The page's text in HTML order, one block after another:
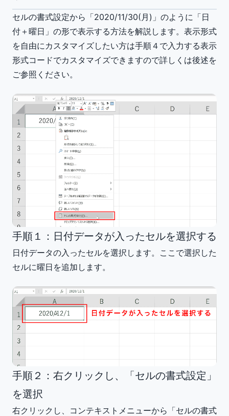
セルの書式設定から「2020/11/30(月)」のように「日
付＋曜日」の形で表示する方法を解説します。表示形式
を自由にカスタマイズしたい方は手順４で入力する表示
形式コードでカスタマイズできますので詳しくは後述を
ご参照ください。
手順１：日付データが入ったセルを選択する
日付データの入ったセルを選択します。ここで選択した
セルに曜日を追加します。
手順２：右クリックし、「セルの書式設定」
を選択
右クリックし、コンテキストメニューから「セルの書式